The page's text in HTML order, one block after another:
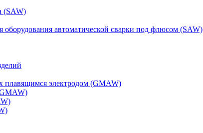
(SAW)
автоматической сварки под флюсом (SAW)
плавящимся электродом (GMAW)